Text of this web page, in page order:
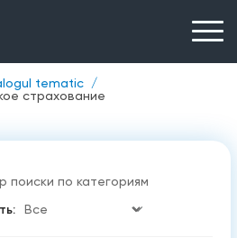
tematic
страхование
поиски по категориям